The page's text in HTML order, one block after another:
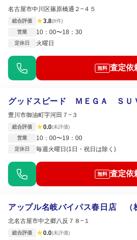
名古屋市中川区篠原橋通２−４５
総合評価 ★3.8(8件)
営業
10：00〜18：30
定休日 火曜日
無料 査定依
グッドスピード ＭＥＧＡ ＳＵ
豊川市御油町字河田７−３
総合評価 ★0.0(未評価)
営業
10：00〜19：00
定休日 毎週火曜日(1日・祝日は除く)
無料 査定依
アップル名岐バイパス春日店 （
北名古屋市中之郷八反７８−１
総合評価 ★0.0(未評価)